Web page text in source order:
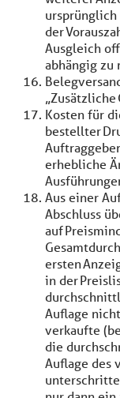
der
Ausgleich
abhängig zu
„Zusätzliche
Kosten für
bestellter
erhebliche
Aus einer
Abschluss
auf
ersten
in der
Auflage
verkaufte
die
Auflage des